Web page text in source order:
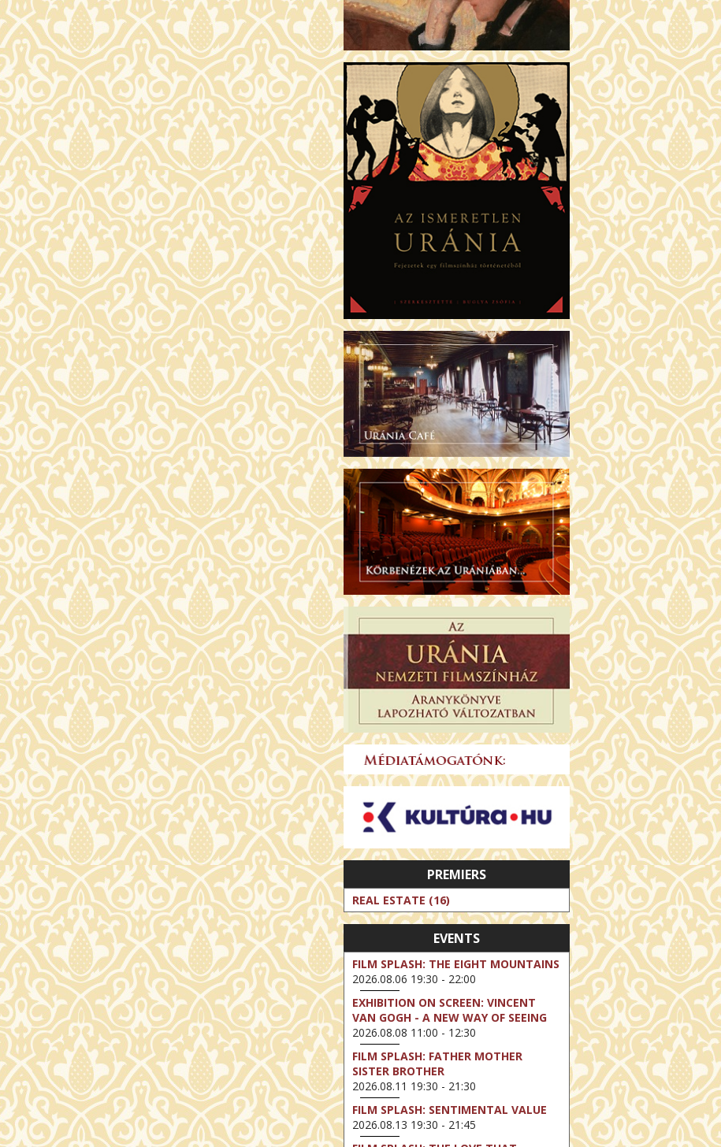
PREMIERS
REAL ESTATE (16)
EVENTS
FILM SPLASH: THE EIGHT MOUNTAINS
2026.08.06 19:30 - 22:00
EXHIBITION ON SCREEN: VINCENT
VAN GOGH - A NEW WAY OF SEEING
2026.08.08 11:00 - 12:30
FILM SPLASH: FATHER MOTHER
SISTER BROTHER
2026.08.11 19:30 - 21:30
FILM SPLASH: SENTIMENTAL VALUE
2026.08.13 19:30 - 21:45